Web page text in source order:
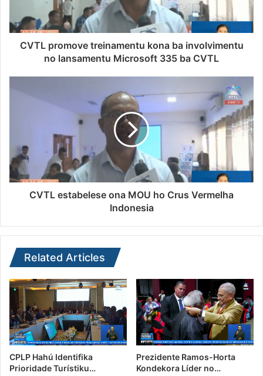
CVTL promove treinamentu kona ba involvimentu
no lansamentu Microsoft 335 ba CVTL
CVTL estabelese ona MOU ho Crus Vermelha
Indonesia
Related Articles
CPLP Hahú Identifika
Prioridade Turístiku…
Prezidente Ramos-Horta
Kondekora Líder no…